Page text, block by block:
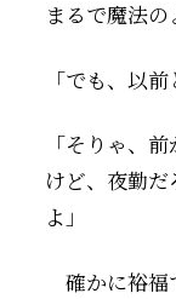
まるで魔法の
「でも、以
「そりゃ、
けど、夜勤
よ」
確かに裕福